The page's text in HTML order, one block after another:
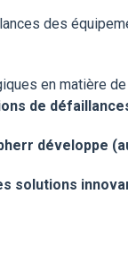
des
en matière
de
développe
solutions